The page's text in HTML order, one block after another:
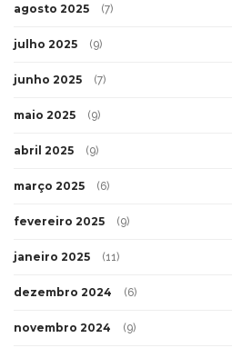
agosto 2025 (7)
julho 2025 (9)
junho 2025 (7)
maio 2025 (9)
abril 2025 (9)
março 2025 (6)
fevereiro 2025 (9)
janeiro 2025 (11)
dezembro 2024 (6)
novembro 2024 (9)